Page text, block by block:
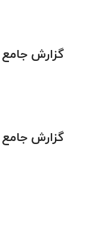
گزارش جامع
گزارش جامع